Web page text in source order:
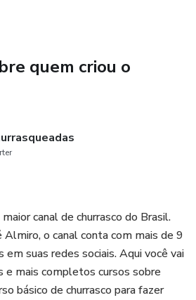
quem criou o
canal de churrasco do Brasil.
o canal conta com mais de 9
em suas redes sociais. Aqui você vai
e mais completos cursos sobre
básico de churrasco para fazer